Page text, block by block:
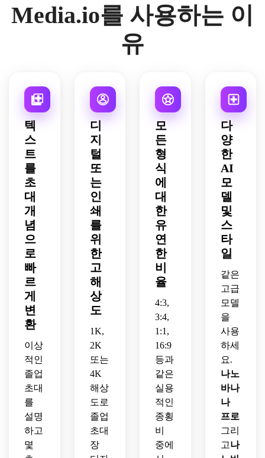
악센
트,
중앙
형식
레이
아웃,
세련
된 간
격,
부드
러운
메탈
릭 광
택,
프리
미엄
문구
류 질
감,
축하
하면
서도
세련
된 분
위기,
인쇄
가능
한 구
도.
림자,
깔끔
하고
현대
적인
장 레
이아
배경,
낭만
향수
를 불
한 분
위기,
균형
잡힌
흑백
레이
아웃,
잡지
에서
영감
을 받
은 구
도,
세련
된 시
니어
공개
형식,
강력
한 시
각적
계층
구조
를 갖
춘 창
의적
인 졸
업 파
티 초
Media.io를 사용하는 이
유
텍
스
트
를
초
대
개
념
으
로
빠
르
게
변
환
이상
적인
졸업
초대
를
설명
하고
몇
디
지
털
또
는
인
쇄
를
위
한
고
해
상
도
1K,
2K
또는
4K
해상
도로
졸업
초대
장
모
든
형
식
에
대
한
유
연
한
비
율
4:3,
3:4,
1:1,
16:9
등과
같은
실용
적인
종횡
비
중에
다
양
한
AI
모
델
및
스
타
일
같은
고급
모델
을
사용
하세
요.
나노
바나
나
프로
그리
고나